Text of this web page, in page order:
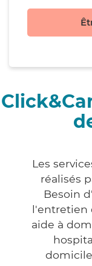
Les
réalisés
Besoin
l'entretien
aide à